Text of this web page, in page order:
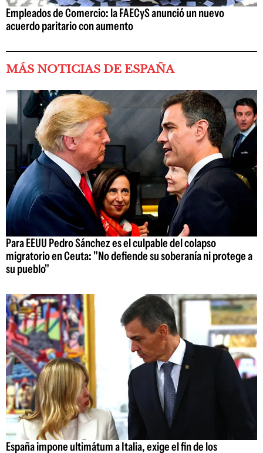
Empleados de Comercio: la FAECyS anunció un nuevo
acuerdo paritario con aumento
MÁS NOTICIAS DE ESPAÑA
Para EEUU Pedro Sánchez es el culpable del colapso
migratorio en Ceuta: "No defiende su soberanía ni protege a
su pueblo"
España impone ultimátum a Italia, exige el fin de los